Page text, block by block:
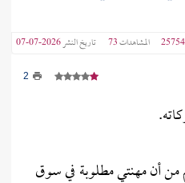
المشاهدات73 تاريخ النشر2026-07-07
2
من أن مهنتي مطلوبة في سوق